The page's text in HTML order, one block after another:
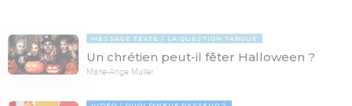
MESSAGE TEXTE LA QUESTION TABOUE
Un chrétien peut-il fêter Halloween ?
Marie-Ange Muller